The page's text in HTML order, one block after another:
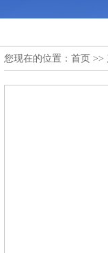
您现在的位置： 首页 >>